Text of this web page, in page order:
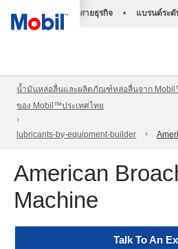
สายธุรกิจ • แบรนด์ระดั
น้ำมันหล่อลื่นและผลิตภัณฑ์หล่อลื่นจาก
ของ Mobil™ประเทศไทย
lubricants-by-equipment-builder
American
Machine
Talk To An